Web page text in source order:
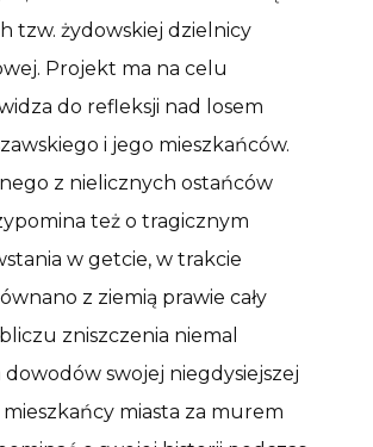
tzw. żydowskiej dzielnicy
Projekt ma na celu
do refleksji nad losem
i jego mieszkańców.
z nielicznych ostańców
też o tragicznym
w getcie, w trakcie
z ziemią prawie cały
zniszczenia niemal
swojej niegdysiejszej
miasta za murem